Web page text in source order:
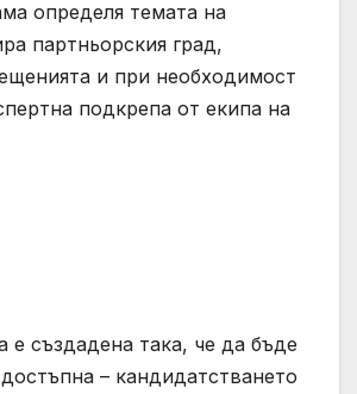
определя темата на
партньорския град,
и при необходимост
подкрепа от екипа на
е създадена така, че да бъде
– кандидатстването